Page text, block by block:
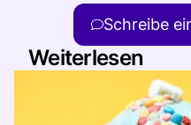
Schreibe
Weiterlesen